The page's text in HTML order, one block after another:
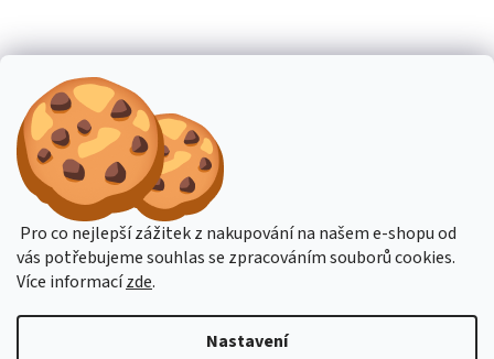
Pro co nejlepší zážitek z nakupování na našem e-shopu od
vás potřebujeme souhlas se zpracováním souborů cookies.
Více informacízde.
Nastavení